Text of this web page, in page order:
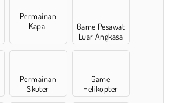
Permainan
Kapal
Game Pesawat
Luar Angkasa
Permainan
Skuter
Game
Helikopter